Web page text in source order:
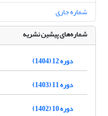
شماره جاری
شماره‌های پیشین نشریه
دوره 12 (1404)
دوره 11 (1403)
دوره 10 (1402)